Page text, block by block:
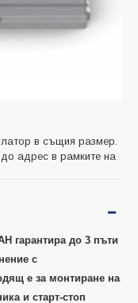
в същия размер.
адрес в рамките на
гарантира до 3 пъти
с
е за монтиране на
и старт-стоп